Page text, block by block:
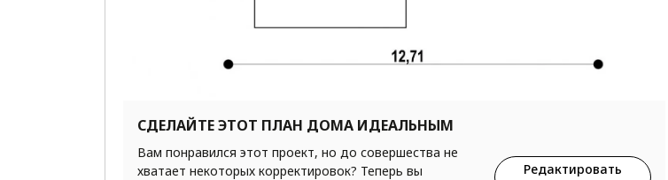
СДЕЛАЙТЕ ЭТОТ ПЛАН ДОМА ИДЕАЛЬНЫМ
Вам понравился этот проект, но до совершества не
хватает некоторых корректировок? Теперь вы
Редактировать